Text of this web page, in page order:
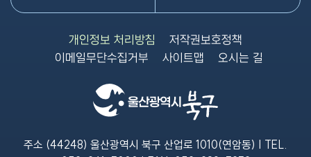
개인정보 처리방침
저작권보호정책
이메일무단수집거부
사이트맵 오시는 길
주소 (44248) 울산광역시 북구 산업로 1010(연암동) | TEL.